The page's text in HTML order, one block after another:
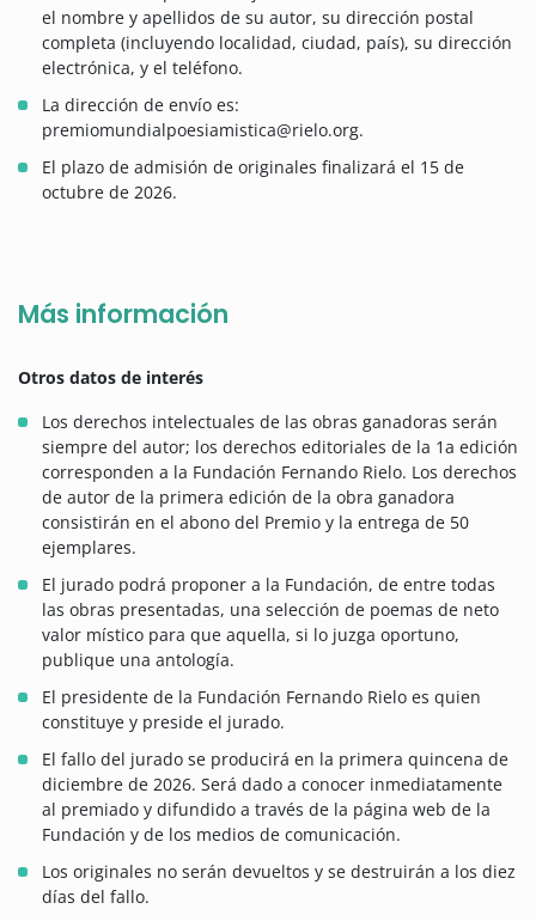
el nombre y apellidos de su autor, su dirección postal
completa (incluyendo localidad, ciudad, país), su dirección
electrónica, y el teléfono.
La dirección de envío es:
premiomundialpoesiamistica@rielo.org.
El plazo de admisión de originales finalizará el 15 de
octubre de 2026.
Más información
Otros datos de interés
Los derechos intelectuales de las obras ganadoras serán
siempre del autor; los derechos editoriales de la 1a edición
corresponden a la Fundación Fernando Rielo. Los derechos
de autor de la primera edición de la obra ganadora
consistirán en el abono del Premio y la entrega de 50
ejemplares.
El jurado podrá proponer a la Fundación, de entre todas
las obras presentadas, una selección de poemas de neto
valor místico para que aquella, si lo juzga oportuno,
publique una antología.
El presidente de la Fundación Fernando Rielo es quien
constituye y preside el jurado.
El fallo del jurado se producirá en la primera quincena de
diciembre de 2026. Será dado a conocer inmediatamente
al premiado y difundido a través de la página web de la
Fundación y de los medios de comunicación.
Los originales no serán devueltos y se destruirán a los diez
días del fallo.